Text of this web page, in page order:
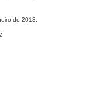
de 2013.